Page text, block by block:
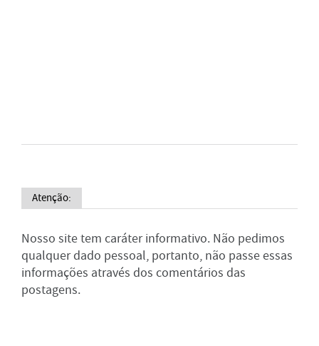
Atenção:
Nosso site tem caráter informativo. Não pedimos
qualquer dado pessoal, portanto, não passe essas
informações através dos comentários das
postagens.